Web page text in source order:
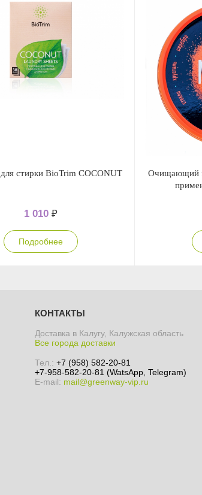
стирки BioTrim COCONUT
1 010 ₽
Подробнее
Очищающий
КОНТАКТЫ
Доставка в Калугу, Калужская область
Все города доставки
Тел.:+7 (958) 582-20-81
+7-958-582-20-81 (WatsApp, Telegram)
E-mail: mail@greenway-vip.ru